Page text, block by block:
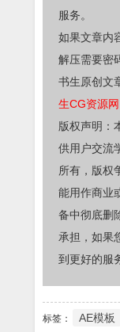
服务。
如果文章内
解压需要密
书生原创文
生CG资源网
版权声明：
供用户交流
所有，版权
能用作商业
备中彻底删
承担，如果
到更好的服
标签： AE模板